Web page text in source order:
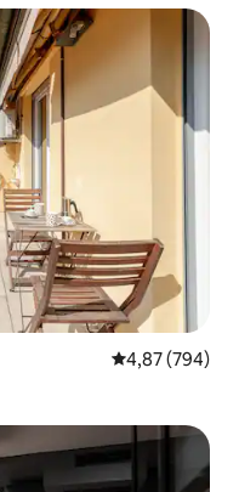
4,87 av 5 i
4,87 (794)